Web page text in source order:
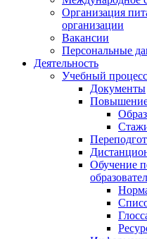
Организация
организации
Вакансии
Персональные
Деятельность
Учебный процесс
Документы
Обучение